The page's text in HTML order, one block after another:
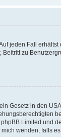
jeden Fall erhältst
zu
Gesetz in den
Limited und
wenden, falls